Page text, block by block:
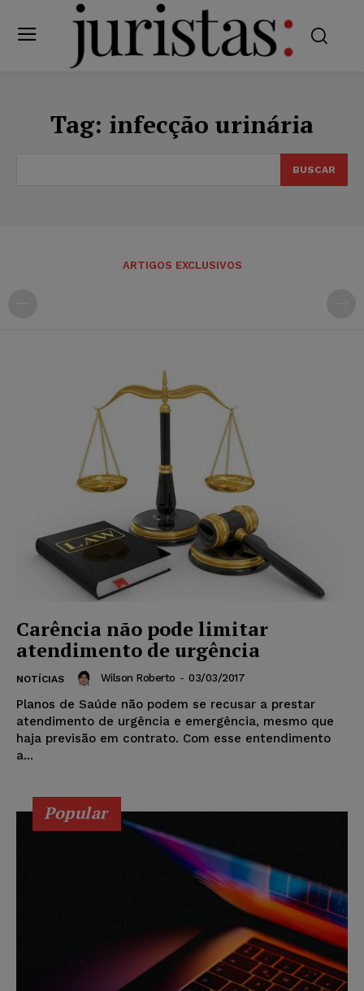
Tag: infecção urinária
BUSCAR
ARTIGOS EXCLUSIVOS
Carência não pode limitar
atendimento de urgência
NOTÍCIAS Wilson Roberto - 03/03/2017
Planos de Saúde não podem se recusar a prestar
atendimento de urgência e emergência, mesmo que
haja previsão em contrato. Com esse entendimento
a...
Popular